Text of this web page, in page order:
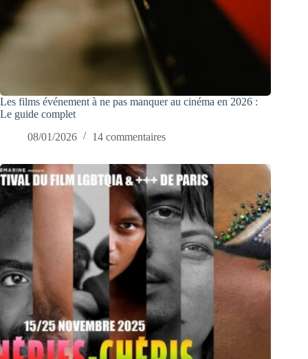
Les films événement à ne pas manquer au cinéma en 2026 :
Le guide complet
08/01/2026
14 commentaires